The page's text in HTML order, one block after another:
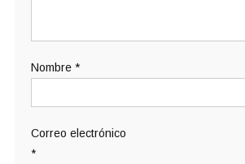
Nombre *
Correo electrónico
*